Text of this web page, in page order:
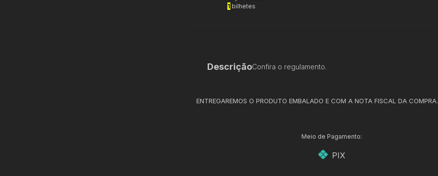
1 bilhetes
DescriçãoConfira o regulamento.
ENTREGAREMOS O PRODUTO EMBALADO E COM A NOTA FISCAL DA COMPRA.
Meio de Pagamento:
PIX